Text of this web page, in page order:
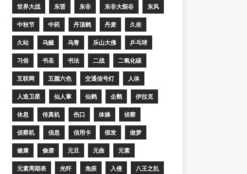
世界大战 东晋 东非 东非大裂谷 东风
中秋节 中药 丹顶鹤 丹麦 久坐
久站 乌贼 乌青 乐山大佛 乒乓球
习俗 书圣 书法 二战 二氧化碳
互联网 五颜六色 交通信号灯 人体
人造卫星 仙人掌 仙鹤 企鹅 伊拉克
休息 传真机 伤口 体操 侦察
侦察机 信息 信用卡 假发 做梦
健康 偷袭 元旦 元曲 元素
元素周期表 光纤 免疫 入侵 八王之乱